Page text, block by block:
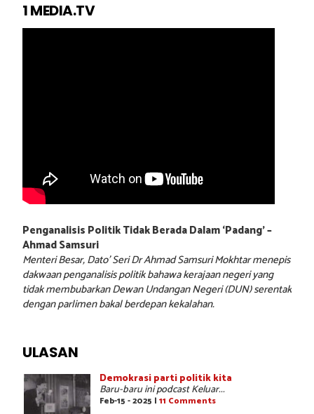
1 MEDIA.TV
Penganalisis Politik Tidak Berada Dalam ‘Padang’ –
Ahmad Samsuri
Menteri Besar, Dato’ Seri Dr Ahmad Samsuri Mokhtar menepis
dakwaan penganalisis politik bahawa kerajaan negeri yang
tidak membubarkan Dewan Undangan Negeri (DUN) serentak
dengan parlimen bakal berdepan kekalahan.
ULASAN
Demokrasi parti politik kita
Baru-baru ini podcast Keluar...
Feb-15 - 2025 | 11 Comments